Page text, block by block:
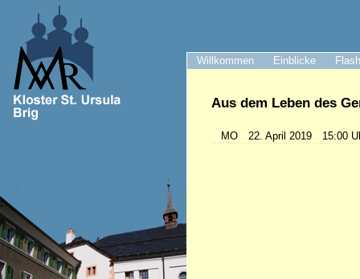
Willkommen Einblicke
Aus dem Leben des
MO 22. April 2019 15:00